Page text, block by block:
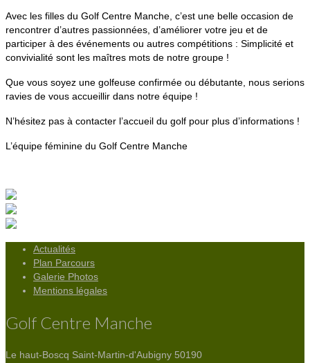
Avec les filles du Golf Centre Manche, c’est une belle occasion de
rencontrer d’autres passionnées, d’améliorer votre jeu et de
participer à des événements ou autres compétitions : Simplicité et
convivialité sont les maîtres mots de notre groupe !
Que vous soyez une golfeuse confirmée ou débutante, nous serions
ravies de vous accueillir dans notre équipe !
N’hésitez pas à contacter l’accueil du golf pour plus d’informations !
L’équipe féminine du Golf Centre Manche
Actualités
Plan Parcours
Galerie Photos
Mentions légales
Golf Centre Manche
Le haut-Boscq Saint-Martin-d'Aubigny 50190